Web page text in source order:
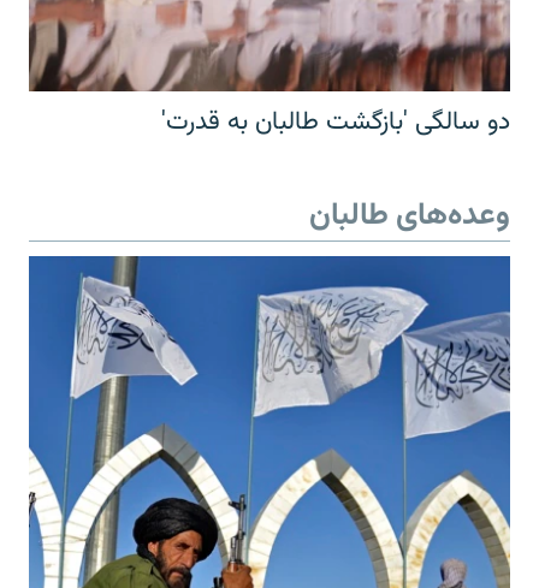
دو سالگی 'بازگشت طالبان به قدرت'
وعده‌های طالبان